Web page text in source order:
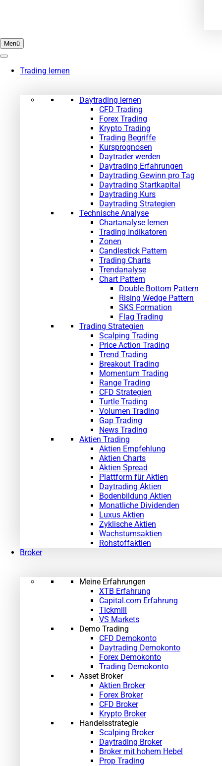
Menü
Trading lernen
Daytrading lernen
CFD Trading
Forex Trading
Krypto Trading
Trading Begriffe
Kursprognosen
Daytrader werden
Daytrading Erfahrungen
Daytrading Gewinn pro Tag
Daytrading Startkapital
Daytrading Kurs
Daytrading Strategien
Technische Analyse
Chartanalyse lernen
Trading Indikatoren
Zonen
Candlestick Pattern
Trading Charts
Trendanalyse
Chart Pattern
Double Bottom Pattern
Rising Wedge Pattern
SKS Formation
Flag Trading
Trading Strategien
Scalping Trading
Price Action Trading
Trend Trading
Breakout Trading
Momentum Trading
Range Trading
CFD Strategien
Turtle Trading
Volumen Trading
Gap Trading
News Trading
Aktien Trading
Aktien Empfehlung
Aktien Charts
Aktien Spread
Plattform für Aktien
Daytrading Aktien
Bodenbildung Aktien
Monatliche Dividenden
Luxus Aktien
Zyklische Aktien
Wachstumsaktien
Rohstoffaktien
Broker
Meine Erfahrungen
XTB Erfahrung
Capital.com Erfahrung
Tickmill
VS Markets
Demo Trading
CFD Demokonto
Daytrading Demokonto
Forex Demokonto
Trading Demokonto
Asset Broker
Aktien Broker
Forex Broker
CFD Broker
Krypto Broker
Handelsstrategie
Scalping Broker
Daytrading Broker
Broker mit hohem Hebel
Prop Trading